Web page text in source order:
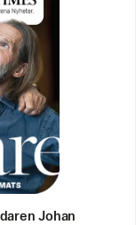
Johan